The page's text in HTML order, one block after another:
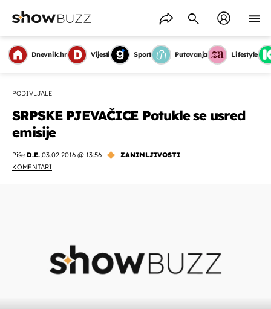
Dnevnik.hr Vijesti Sport Putovanja Lifestyle
PODIVLJALE
SRPSKE PJEVAČICE Potukle se usred
emisije
Piše D.E.,03.02.2016 @ 13:56
ZANIMLJIVOSTI
KOMENTARI